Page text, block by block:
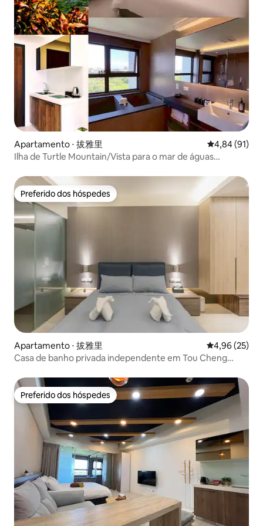
montanha e do mar enquanto relaxa.
momento. Seja
Ilha de Guishan,
atividades
as luzes do mar
cenário perfeito
amor.
Apartamento ⋅ 拔雅里 4,84 de uma
4,84 (91)
Ilha de Turtle Mountain/Vista para o mar de águas
Preferido dos hóspedes
Preferido dos hóspedes
Apartamento ⋅ 拔雅里 4,96 de uma
4,96 (25)
Casa de banho privada independente em Tou Cheng
Port/iate/surf/milk sea
Preferido dos hóspedes
Preferido dos hóspedes